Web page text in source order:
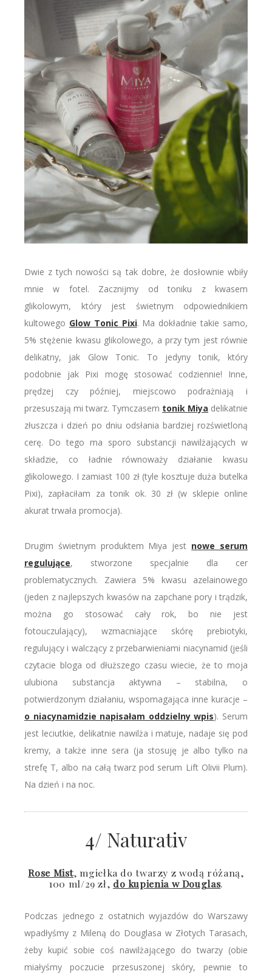
Dwie z tych nowości są tak dobre, że dosłownie wbiły
mnie w fotel. Zacznijmy od toniku z kwasem
glikolowym, który jest świetnym odpowiednikiem
kultowego Glow Tonic Pixi. Ma dokładnie takie samo,
5% stężenie kwasu glikolowego, a przy tym jest równie
delikatny, jak Glow Tonic. To jedyny tonik, który
podobnie jak Pixi mogę stosować codziennie! Inne,
prędzej czy później, miejscowo podrażniają i
przesuszają mi twarz. Tymczasem tonik Miya delikatnie
złuszcza i dzień po dniu odsłania bardziej rozświetloną
cerę. Do tego ma sporo substancji nawilżających w
składzie, co ładnie równoważy działanie kwasu
glikolowego. I zamiast 100 zł (tyle kosztuje duża butelka
Pixi), zapłaciłam za tonik ok. 30 zł (w sklepie online
akurat trwała promocja).
Drugim świetnym produktem Miya jest nowe serum
regulujące, stworzone specjalnie dla cer
problematycznych. Zawiera 5% kwasu azelainowego
(jeden z najlepszych kwasów na zapchane pory i trądzik,
można go stosować cały rok, bo nie jest
fotouczulający), wzmacniające skórę prebiotyki,
regulujący i walczący z przebarwieniami niacynamid (jeśli
czytacie bloga od dłuższego czasu wiecie, że to moja
ulubiona substancja aktywna – stabilna, o
potwierdzonym działaniu, wspomagająca inne kuracje –
o niacynamidzie napisałam oddzielny wpis). Serum
jest leciutkie, delikatnie nawilża i matuje, nadaje się pod
kremy, a także inne sera (ja stosuję je albo tylko na
strefę T, albo na całą twarz pod serum Lift Olivii Plum).
Na dzień i na noc.
4/ Naturativ
Rose Mist, mgiełka do twarzy z wodą różaną,
100 ml/29 zł, do kupienia w Douglas.
Podczas jednego z ostatnich wyjazdów do Warszawy
wpadłyśmy z Mileną do Douglasa w Złotych Tarasach,
żeby kupić sobie coś nawilżającego do twarzy (obie
miałyśmy poczucie przesuszonej skóry, pewnie to